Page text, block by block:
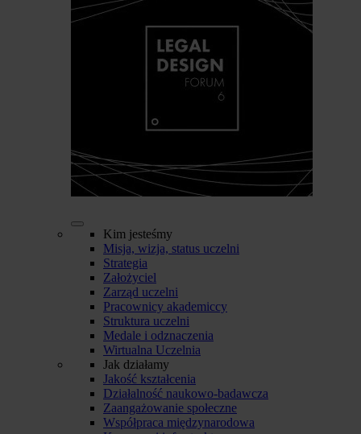
Kim jesteśmy
Misja, wizja, status uczelni
Strategia
Założyciel
Zarząd uczelni
Pracownicy akademiccy
Struktura uczelni
Medale i odznaczenia
Wirtualna Uczelnia
Jak działamy
Jakość kształcenia
Działalność naukowo-badawcza
Zaangażowanie społeczne
Współpraca międzynarodowa